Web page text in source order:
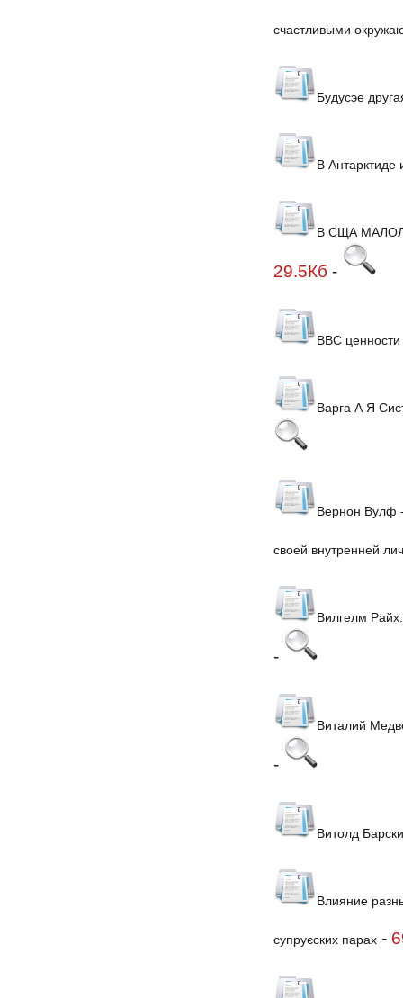
счастливыми
Будусэе
В Антарктиде
В СЩА
29.5Кб -
ВВС ценности
Варга А Я
Вернон Вулф
своей внутренней
Вилгелм
-
Виталий
-
Витолд
Влияние
супруєских парах-